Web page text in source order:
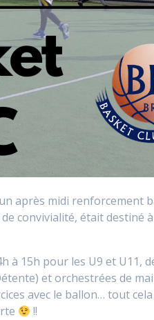
après midi renforcement
convivialité, était destiné à
à 15h pour les U9 et U11,
et orchestrées de
avec le ballon… tout
!!